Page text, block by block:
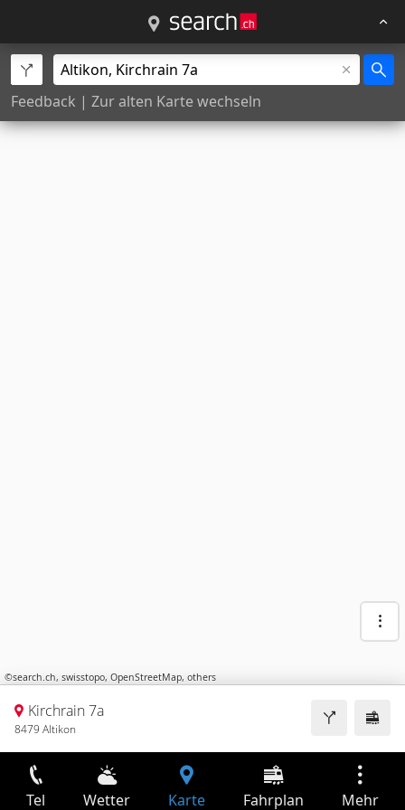
Feedback | Zur alten Karte wechseln
©search.ch, swisstopo, OpenStreetMap, others
Kirchrain 7a
8479 Altikon
Tel Wetter Karte Fahrplan Mehr